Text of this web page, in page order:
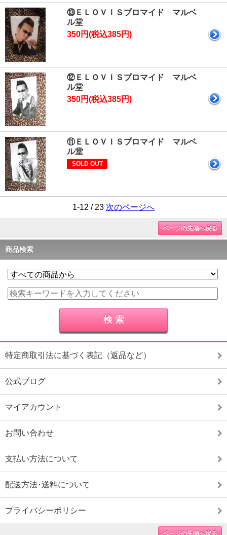
⑬ＥＬＯＶＩＳプロマイド マルベ
ル堂
350円(税込385円)
⑫ＥＬＯＶＩＳプロマイド マルベ
ル堂
350円(税込385円)
⑪ＥＬＯＶＩＳプロマイド マルベ
ル堂
SOLD OUT
1-12 / 23 次のページへ
ページの先頭へ戻る
商品検索
特定商取引法に基づく表記（返品など）
公式ブログ
マイアカウント
お問い合わせ
支払い方法について
配送方法･送料について
プライバシーポリシー
ページの先頭へ戻る